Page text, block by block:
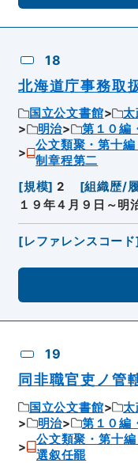
18
北海道庁事務取
国立公文書館
明治
第１０編
公文類聚・第十
制章程第二
[規模] 2 [組織歴/
１９年４月９日～明
[レファレンスコード
19
同非職官吏ノ管
国立公文書館
明治
第１０編
公文類聚・第十
選叙任罷